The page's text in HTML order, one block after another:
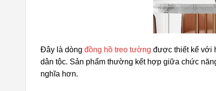
Đây là dòng đồng hồ treo tường được thiết kế với
dân tộc. Sản phẩm thường kết hợp giữa chức
nghĩa hơn.